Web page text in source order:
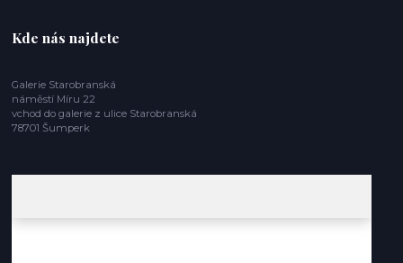
Kde nás najdete
Galerie Starobranská
náměstí Míru 22
vchod do galerie z ulice Starobranská
78701 Šumperk